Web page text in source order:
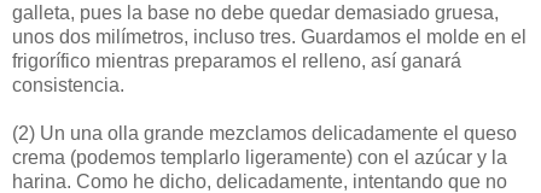
galleta, pues la base no debe quedar demasiado gruesa,
unos dos milímetros, incluso tres. Guardamos el molde en el
frigorífico mientras preparamos el relleno, así ganará
consistencia.
(2) Un una olla grande mezclamos delicadamente el queso
crema (podemos templarlo ligeramente) con el azúcar y la
harina. Como he dicho, delicadamente, intentando que no